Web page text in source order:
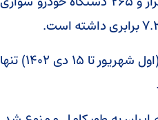
در مقایسه با سال گذشته، واردات خودرو سواری در بازه زمانی مشابه (اول شهریور تا ۱۵ دی ۱۴۰۲) تنها